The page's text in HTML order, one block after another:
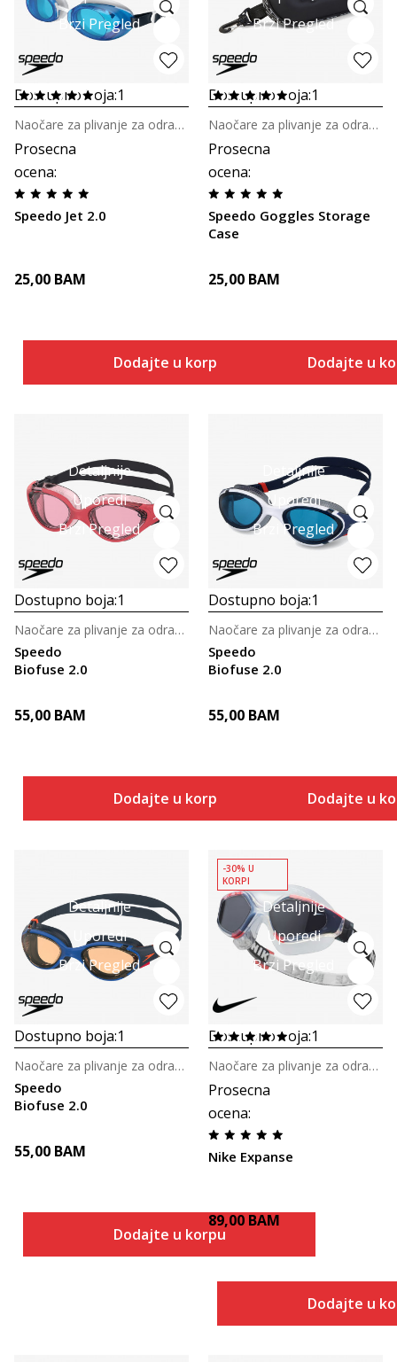
Brzi Pregled
Dostupno boja:1
Prosecna
ocena:
Speedo Jet 2.0
Naočare za plivanje za odrasle
25,00 BAM
Dodajte u korpu
Brzi Pregled
Dostupno boja:1
Prosecna
ocena:
Speedo Goggles Storage
Case
Naočare za plivanje za odrasle
25,00 BAM
Dodajte u
Detaljnije
Uporedi
Brzi Pregled
Dostupno boja:1
Speedo
Biofuse 2.0
Naočare za plivanje za odrasle
55,00 BAM
Dodajte u korpu
Detaljnije
Uporedi
Brzi Pregled
Dostupno boja:1
Speedo
Biofuse 2.0
Naočare za plivanje za odrasle
55,00 BAM
Dodajte u
Detaljnije
Uporedi
Brzi Pregled
Dostupno boja:1
Speedo
Biofuse 2.0
Naočare za plivanje za odrasle
55,00 BAM
Dodajte u korpu
Detaljnije
Uporedi
Brzi Pregled
-30% U
KORPI
Dostupno boja:1
Prosecna
ocena:
Nike Expanse
Naočare za plivanje za odrasle
89,00 BAM
Dodajte u